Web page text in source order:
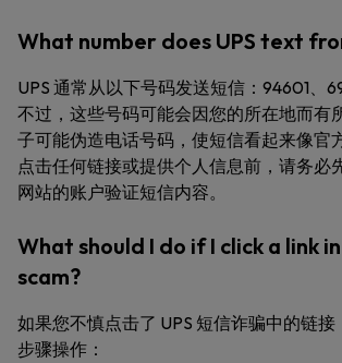
What number does UPS text
UPS 通常从以下号码发送短信：94601、
不过，这些号码可能会因您的所在地而有
子可能伪造电话号码，使短信看起来像官
点击任何链接或提供个人信息前，请务必
网站的账户验证短信内容。
What should I do if I click a link
scam?
如果您不慎点击了 UPS 短信诈骗中的链
步骤操作：